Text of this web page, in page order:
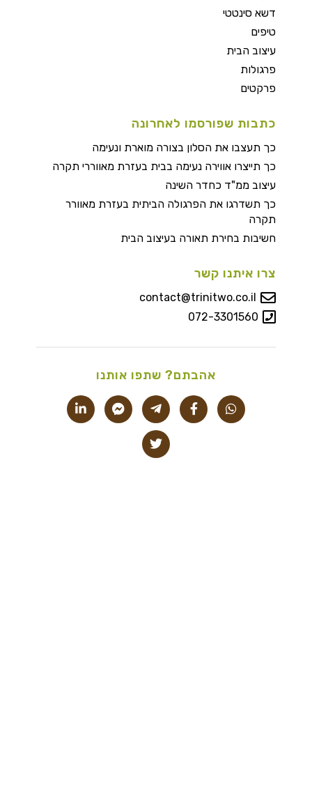
דשא סינטטי
טיפים
עיצוב הבית
פרגולות
פרקטים
כתבות שפורסמו לאחרונה
כך תעצבו את הסלון בצורה מוארת ונעימה
כך תייצרו אווירה נעימה בבית בעזרת מאווררי תקרה
עיצוב ממ"ד כחדר השינה
כך תשדרגו את הפרגולה הביתית בעזרת מאוורר
תקרה
חשיבות בחירת תאורה בעיצוב הבית
צרו איתנו קשר
contact@trinitwo.co.il
072-3301560
אהבתם? שתפו אותנו